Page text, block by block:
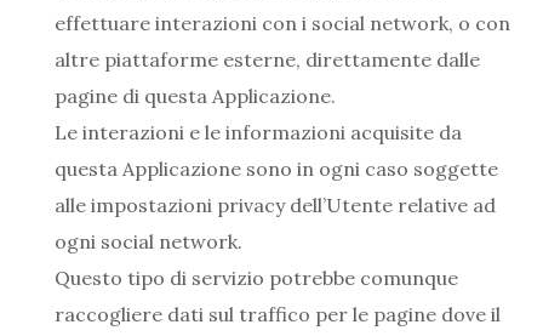
effettuare interazioni con i social network, o con
altre piattaforme esterne, direttamente dalle
pagine di questa Applicazione.
Le interazioni e le informazioni acquisite da
questa Applicazione sono in ogni caso soggette
alle impostazioni privacy dell’Utente relative ad
ogni social network.
Questo tipo di servizio potrebbe comunque
raccogliere dati sul traffico per le pagine dove il